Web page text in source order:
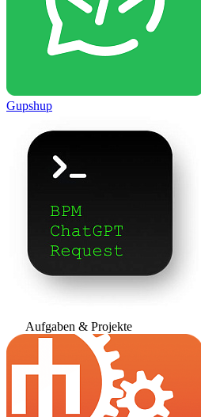
Gupshup
Aufgaben & Projekte